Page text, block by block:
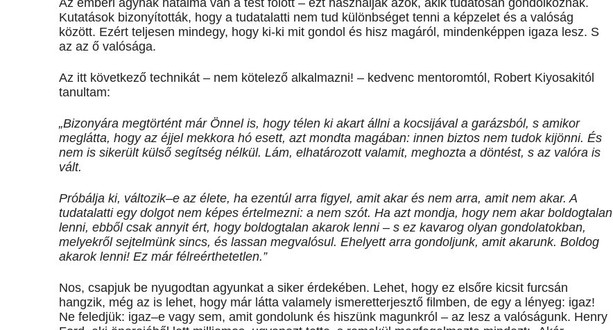
Az emberi agynak hatalma van a test fölött – ezt használják azok, akik tudatosan gondolkoznak.
Kutatások bizonyították, hogy a tudatalatti nem tud különbséget tenni a képzelet és a valóság
között. Ezért teljesen mindegy, hogy ki-ki mit gondol és hisz magáról, mindenképpen igaza lesz. S
az az ő valósága.
Az itt következő technikát – nem kötelező alkalmazni! – kedvenc mentoromtól, Robert Kiyosakitól
tanultam:
„Bizonyára megtörtént már Önnel is, hogy télen ki akart állni a kocsijával a garázsból, s amikor
meglátta, hogy az éjjel mekkora hó esett, azt mondta magában: innen biztos nem tudok kijönni. És
nem is sikerült külső segítség nélkül. Lám, elhatározott valamit, meghozta a döntést, s az valóra is
vált.
Próbálja ki, változik–e az élete, ha ezentúl arra figyel, amit akar és nem arra, amit nem akar. A
tudatalatti egy dolgot nem képes értelmezni: a nem szót. Ha azt mondja, hogy nem akar boldogtalan
lenni, ebből csak annyit ért, hogy boldogtalan akarok lenni – s ez kavarog olyan gondolatokban,
melyekről sejtelmünk sincs, és lassan megvalósul. Ehelyett arra gondoljunk, amit akarunk. Boldog
akarok lenni! Ez már félreérthetetlen.”
Nos, csapjuk be nyugodtan agyunkat a siker érdekében. Lehet, hogy ez elsőre kicsit furcsán
hangzik, még az is lehet, hogy már látta valamely ismeretterjesztő filmben, de egy a lényeg: igaz!
Ne feledjük: igaz–e vagy sem, amit gondolunk és hiszünk magunkról – az lesz a valóságunk. Henry